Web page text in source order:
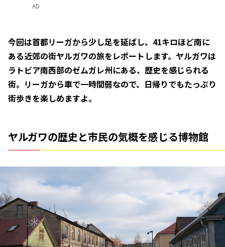
AD
今回は首都リーガから少し足を延ばし、41キロほど南に
ある近郊の街ヤルガワの旅をレポートします。ヤルガワは
ラトビア南西部のゼムガレ州にある、歴史を感じられる
街。リーガから車で一時間弱なので、日帰りでもたっぷり
街歩きを楽しめますよ。
ヤルガワの歴史と市民の気概を感じる博物館